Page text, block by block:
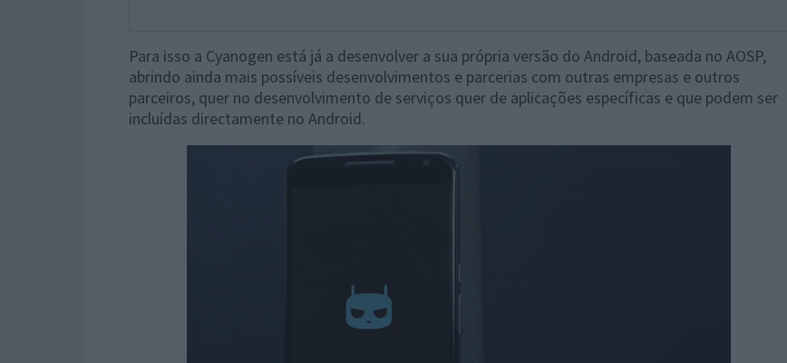
Para isso a Cyanogen está já a desenvolver a sua própria versão do Android, baseada no AOSP,
abrindo ainda mais possíveis desenvolvimentos e parcerias com outras empresas e outros
parceiros, quer no desenvolvimento de serviços quer de aplicações específicas e que podem ser
incluídas directamente no Android.